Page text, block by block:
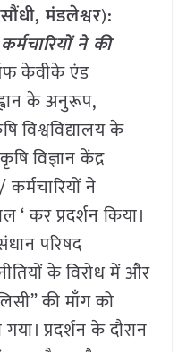
मंडलेश्वर):
ने की
केवीके एंड
के अनुरूप,
विश्वविद्यालय के
विज्ञान केंद्र
ने
कर प्रदर्शन किया।
परिषद
के विरोध में और
की माँग को
प्रदर्शन के दौरान